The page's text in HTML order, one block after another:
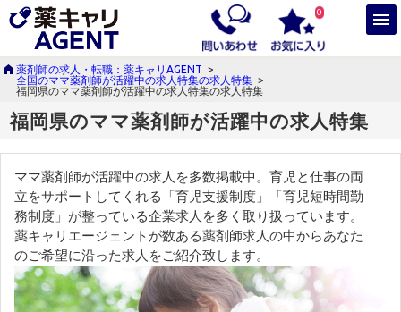
0
薬剤師の求人・転職：薬キャリAGENT >
全国のママ薬剤師が活躍中の求人特集の求人特集 >
福岡県のママ薬剤師が活躍中の求人特集の求人特集
福岡県のママ薬剤師が活躍中の求人特集
ママ薬剤師が活躍中の求人を多数掲載中。育児と仕事の両
立をサポートしてくれる「育児支援制度」「育児短時間勤
務制度」が整っている企業求人を多く取り扱っています。
薬キャリエージェントが数ある薬剤師求人の中からあなた
のご希望に沿った求人をご紹介致します。